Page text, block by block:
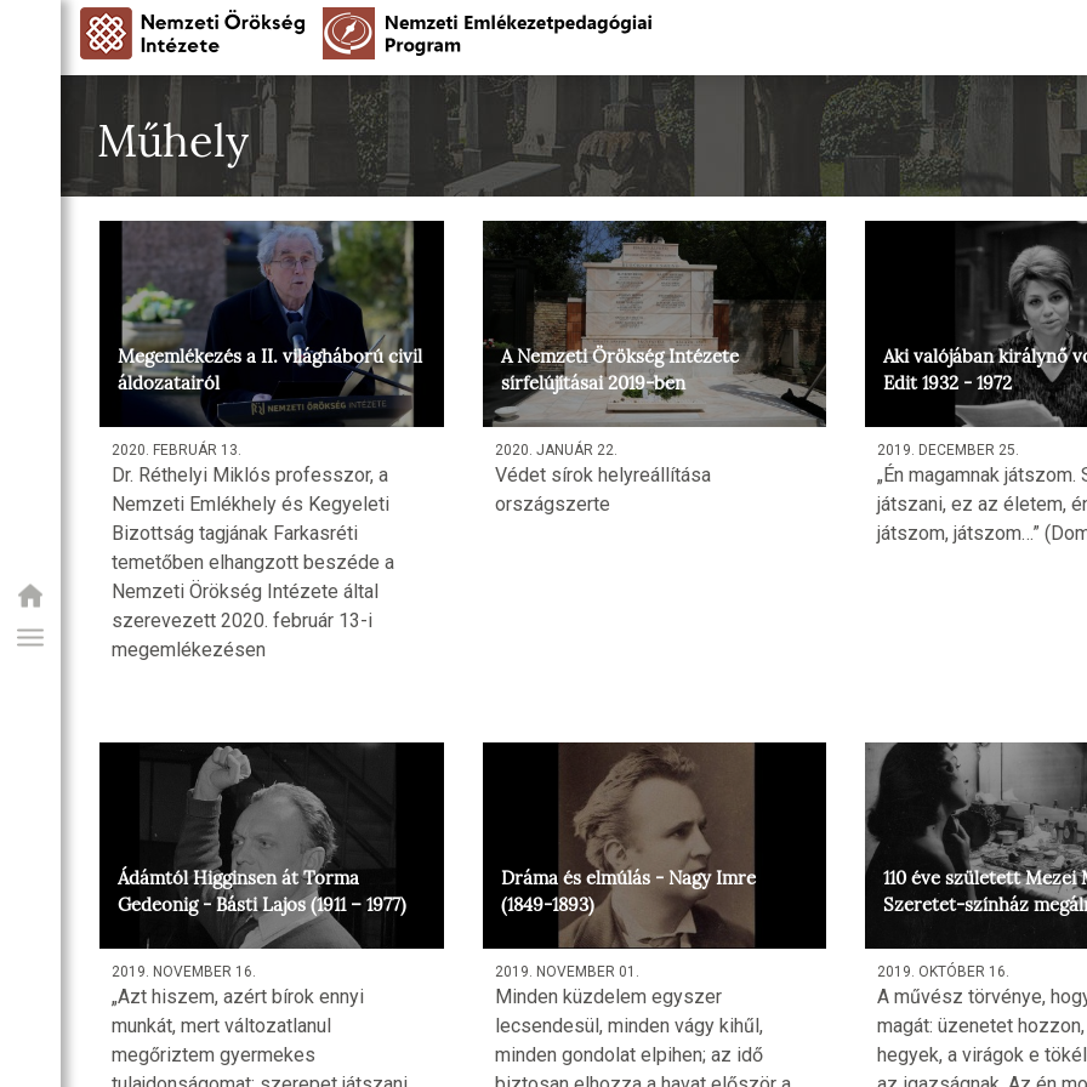
Műhely
Megemlékezés a II. világháború civil
áldozatairól
2020. FEBRUÁR 13.
Dr. Réthelyi Miklós professzor, a
Nemzeti Emlékhely és Kegyeleti
Bizottság tagjának Farkasréti
temetőben elhangzott beszéde a
Nemzeti Örökség Intézete által
szerevezett 2020. február 13-i
megemlékezésen
A Nemzeti Örökség Intézete
sírfelújításai 2019-ben
2020. JANUÁR 22.
Védet sírok helyreállítása
országszerte
Aki valójában királynő
Edit 1932 - 1972
2019. DECEMBER 25.
„Én magamnak játszom.
játszani, ez az életem,
játszom, játszom…”
Ádámtól Higginsen át Torma
Gedeonig - Básti Lajos (1911 – 1977)
2019. NOVEMBER 16.
„Azt hiszem, azért bírok ennyi
munkát, mert változatlanul
megőriztem gyermekes
Dráma és elmúlás - Nagy Imre
(1849-1893)
2019. NOVEMBER 01.
Minden küzdelem egyszer
lecsendesül, minden vágy kihűl,
minden gondolat elpihen; az idő
110 éve született Mezei
Szeretet-színház
2019. OKTÓBER 16.
A művész törvénye,
magát: üzenetet
hegyek, a virágok e